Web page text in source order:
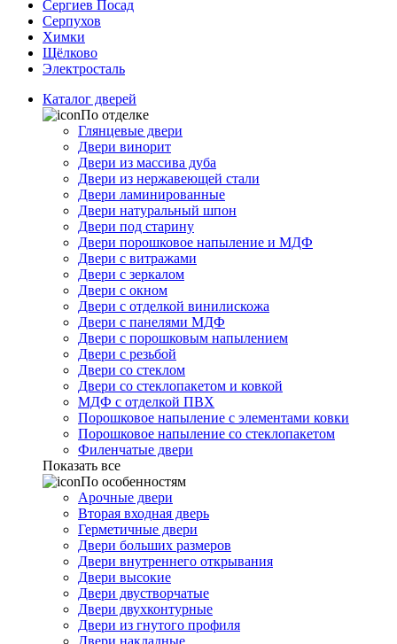
Сергиев Посад
Серпухов
Химки
Щёлково
Электросталь
Каталог дверей
По отделке
Глянцевые двери
Двери винорит
Двери из массива дуба
Двери из нержавеющей стали
Двери ламинированные
Двери натуральный шпон
Двери под старину
Двери порошковое напыление и МДФ
Двери с витражами
Двери с зеркалом
Двери с окном
Двери с отделкой винилискожа
Двери с панелями МДФ
Двери с порошковым напылением
Двери с резьбой
Двери со стеклом
Двери со стеклопакетом и ковкой
МДФ с отделкой ПВХ
Порошковое напыление с элементами ковки
Порошковое напыление со стеклопакетом
Филенчатые двери
Показать все
По особенностям
Арочные двери
Вторая входная дверь
Герметичные двери
Двери больших размеров
Двери внутреннего открывания
Двери высокие
Двери двустворчатые
Двери двухконтурные
Двери из гнутого профиля
Двери накладные